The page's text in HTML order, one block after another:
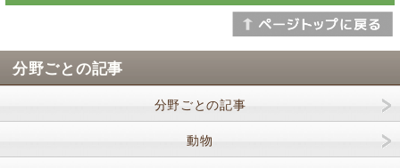
分野ごとの記事
分野ごとの記事
動物